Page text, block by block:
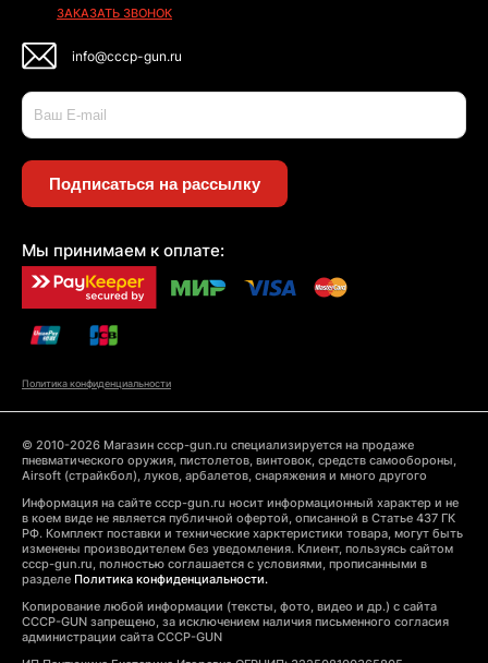
ЗАКАЗАТЬ ЗВОНОК
info@cccp-gun.ru
Подписаться на рассылку
Мы принимаем к оплате:
Политика конфиденциальности
© 2010-2026 Магазин cccp-gun.ru специализируется на продаже
пневматического оружия, пистолетов, винтовок, средств самообороны,
Airsoft (страйкбол), луков, арбалетов, снаряжения и много другого
Информация на сайте cccp-gun.ru носит информационный характер и не
в коем виде не является публичной офертой, описанной в Статье 437 ГК
РФ. Комплект поставки и технические харктеристики товара, могут быть
изменены производителем без уведомления. Клиент, пользуясь сайтом
cccp-gun.ru, полностью соглашается с условиями, прописанными в
разделе Политика конфиденциальности.
Копирование любой информации (тексты, фото, видео и др.) с сайта
CCCP-GUN запрещено, за исключением наличия письменного согласия
администрации сайта CCCP-GUN